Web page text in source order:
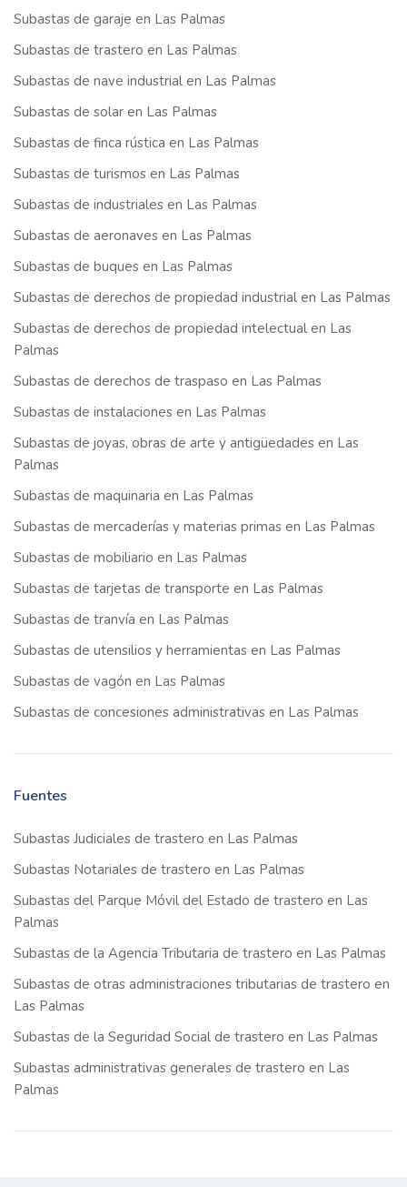
Subastas de garaje en Las Palmas
Subastas de trastero en Las Palmas
Subastas de nave industrial en Las Palmas
Subastas de solar en Las Palmas
Subastas de finca rústica en Las Palmas
Subastas de turismos en Las Palmas
Subastas de industriales en Las Palmas
Subastas de aeronaves en Las Palmas
Subastas de buques en Las Palmas
Subastas de derechos de propiedad industrial en Las Palmas
Subastas de derechos de propiedad intelectual en Las
Palmas
Subastas de derechos de traspaso en Las Palmas
Subastas de instalaciones en Las Palmas
Subastas de joyas, obras de arte y antigüedades en Las
Palmas
Subastas de maquinaria en Las Palmas
Subastas de mercaderías y materias primas en Las Palmas
Subastas de mobiliario en Las Palmas
Subastas de tarjetas de transporte en Las Palmas
Subastas de tranvía en Las Palmas
Subastas de utensilios y herramientas en Las Palmas
Subastas de vagón en Las Palmas
Subastas de concesiones administrativas en Las Palmas
Fuentes
Subastas Judiciales de trastero en Las Palmas
Subastas Notariales de trastero en Las Palmas
Subastas del Parque Móvil del Estado de trastero en Las
Palmas
Subastas de la Agencia Tributaria de trastero en Las Palmas
Subastas de otras administraciones tributarias de trastero en
Las Palmas
Subastas de la Seguridad Social de trastero en Las Palmas
Subastas administrativas generales de trastero en Las
Palmas